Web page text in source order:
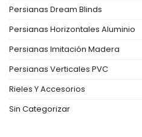
Persianas Dream Blinds
Persianas Horizontales Aluminio
Persianas Imitación Madera
Persianas Verticales PVC
Rieles Y Accesorios
Sin Categorizar